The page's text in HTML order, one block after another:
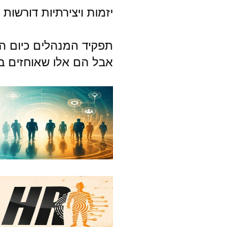
יזמות ויצירתיות
תפקיד המנהלים כיום
אבל הם אלו שאוחזים